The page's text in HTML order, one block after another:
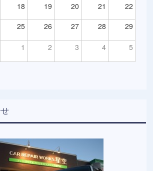
18 19 20 21 22
25 26 27 28 29
1 2 3 4 5